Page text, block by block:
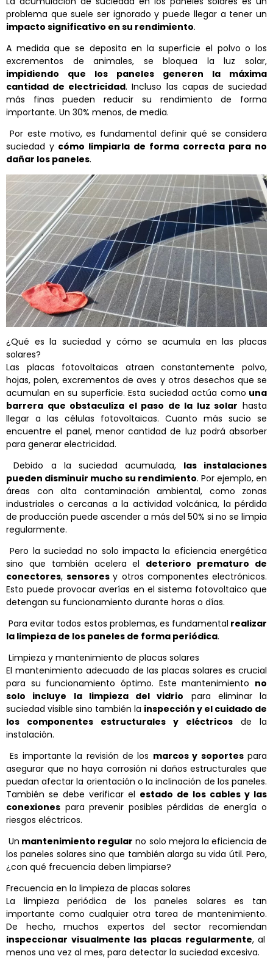
problema que suele ser ignorado y puede llegar a tener un
impacto significativo en su rendimiento.
A medida que se deposita en la superficie el polvo o los
excrementos de animales, se bloquea la luz solar,
impidiendo que los paneles generen la máxima
cantidad de electricidad. Incluso las capas de suciedad
más finas pueden reducir su rendimiento de forma
importante. Un 30% menos, de media.
Por este motivo, es fundamental definir qué se considera
suciedad y cómo limpiarla de forma correcta para no
dañar los paneles.
¿Qué es la suciedad y cómo se acumula en las placas
solares?
Las placas fotovoltaicas atraen constantemente polvo,
hojas, polen, excrementos de aves y otros desechos que se
acumulan en su superficie. Esta suciedad actúa como una
barrera que obstaculiza el paso de la luz solar hasta
llegar a las células fotovoltaicas. Cuanto más sucio se
encuentre el panel, menor cantidad de luz podrá absorber
para generar electricidad.
Debido a la suciedad acumulada, las instalaciones
pueden disminuir mucho su rendimiento. Por ejemplo, en
áreas con alta contaminación ambiental, como zonas
industriales o cercanas a la actividad volcánica, la pérdida
de producción puede ascender a más del 50% si no se limpia
regularmente.
Pero la suciedad no solo impacta la eficiencia energética
sino que también acelera el deterioro prematuro de
conectores,sensoresy otros componentes electrónicos.
Esto puede provocar averías en el sistema fotovoltaico que
detengan su funcionamiento durante horas o días.
Para evitar todos estos problemas, es fundamental realizar
la limpieza de los paneles de forma periódica.
Limpieza y mantenimiento de placas solares
El mantenimiento adecuado de las placas solares es crucial
para su funcionamiento óptimo. Este mantenimiento no
solo incluye la limpieza del vidrio para eliminar la
suciedad visible sino también la inspección y el cuidado de
los componentes estructurales y eléctricos de la
instalación.
Es importante la revisión de los marcos y soportespara
asegurar que no haya corrosión ni daños estructurales que
puedan afectar la orientación o la inclinación de los paneles.
También se debe verificar el estado de los cables y las
conexiones para prevenir posibles pérdidas de energía o
riesgos eléctricos.
Un mantenimiento regular no solo mejora la eficiencia de
los paneles solares sino que también alarga su vida útil. Pero,
¿con qué frecuencia deben limpiarse?
Frecuencia en la limpieza de placas solares
La limpieza periódica de los paneles solares es tan
importante como cualquier otra tarea de mantenimiento.
De hecho, muchos expertos del sector recomiendan
inspeccionar visualmente las placas regularmente, al
menos una vez al mes, para detectar la suciedad excesiva.